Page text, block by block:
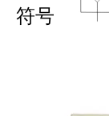
符号